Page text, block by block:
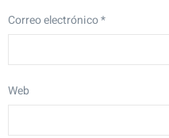
Correo electrónico*
Web